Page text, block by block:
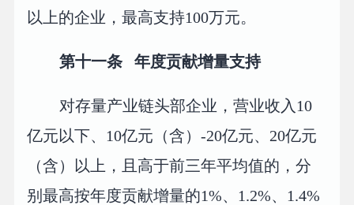
以上的企业，最高支持100万元。
第十一条 年度贡献增量支持
对存量产业链头部企业，营业收入10
亿元以下、10亿元（含）-20亿元、20亿元
（含）以上，且高于前三年平均值的，分
别最高按年度贡献增量的1%、1.2%、1.4%